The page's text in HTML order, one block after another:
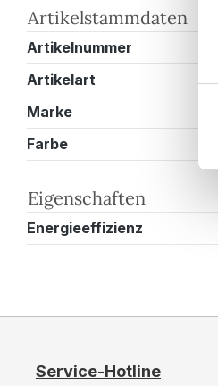
Artikelstammdaten
Artikelnummer
Artikelart
Marke
Farbe
Eigenschaften
Energieeffizienz
Service-Hotline